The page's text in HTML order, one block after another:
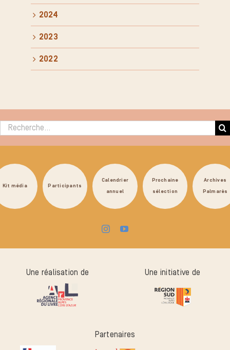
2024
2023
2022
Rechercher :
Kit média Participants
Calendrier
annuel
Prochaine
sélection
Archives
Palmarès
Une réalisation de Une initiative de
Partenaires